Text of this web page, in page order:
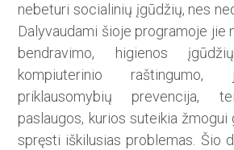
nebeturi socialinių įgūdžių, nes
Dalyvaudami šioje programoje jie
bendravimo, higienos
kompiuterinio raštingumo,
priklausomybių prevencija,
paslaugos, kurios suteikia
spręsti iškilusias problemas. Šio